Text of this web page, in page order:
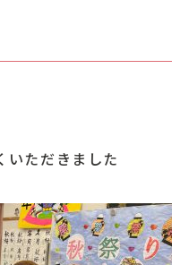
いただきました